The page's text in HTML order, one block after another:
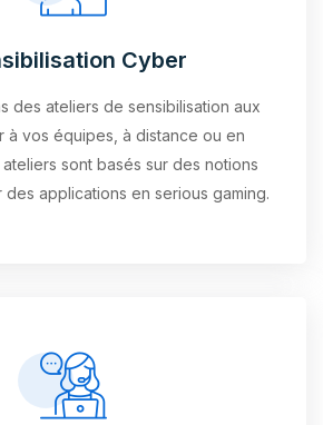
Cyber
des ateliers de sensibilisation aux
à vos équipes, à distance ou en
sont basés sur des notions
applications en serious gaming.